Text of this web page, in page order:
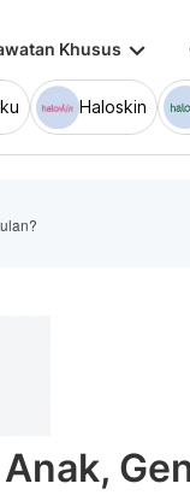
Khusus keyboard_arrow_down
Haloskin